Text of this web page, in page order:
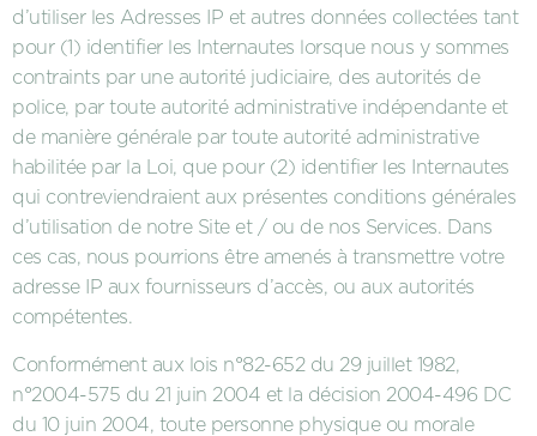
d’utiliser les Adresses IP et autres données collectées tant
pour (1) identifier les Internautes lorsque nous y sommes
contraints par une autorité judiciaire, des autorités de
police, par toute autorité administrative indépendante et
de manière générale par toute autorité administrative
habilitée par la Loi, que pour (2) identifier les Internautes
qui contreviendraient aux présentes conditions générales
d’utilisation de notre Site et / ou de nos Services. Dans
ces cas, nous pourrions être amenés à transmettre votre
adresse IP aux fournisseurs d’accès, ou aux autorités
compétentes.
Conformément aux lois n°82-652 du 29 juillet 1982,
n°2004-575 du 21 juin 2004 et la décision 2004-496 DC
du 10 juin 2004, toute personne physique ou morale